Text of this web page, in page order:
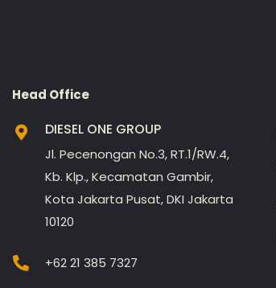
Head Office
DIESEL ONE GROUP
Jl. Pecenongan No.3, RT.1/RW.4,
Kb. Klp., Kecamatan Gambir,
Kota Jakarta Pusat, DKI Jakarta
10120
+62 21 385 7327